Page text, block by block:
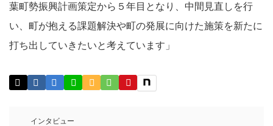
葉町勢振興計画策定から５年目となり、中間見直しを行
い、町が抱える課題解決や町の発展に向けた施策を新たに
打ち出していきたいと考えています」
インタビュー